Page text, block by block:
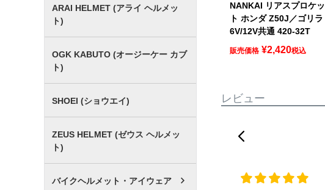
ARAI HELMET (アライ ヘルメッ
ト)
OGK KABUTO (オージーケー カブ
ト)
SHOEI (ショウエイ)
ZEUS HELMET (ゼウス ヘルメッ
ト)
バイクヘルメット・アイウェア
NANKAI リアスプロケッ
ト ホンダ Z50J／ゴリラ
6V/12V共通 420-32T
販売価格 ¥2,420税込
レビュー